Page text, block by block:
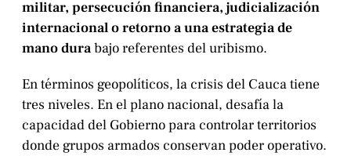
militar, persecución financiera, judicialización
internacional o retorno a una estrategia de
mano durabajo referentes del uribismo.
En términos geopolíticos, la crisis del Cauca tiene
tres niveles. En el plano nacional, desafía la
capacidad del Gobierno para controlar territorios
donde grupos armados conservan poder operativo.